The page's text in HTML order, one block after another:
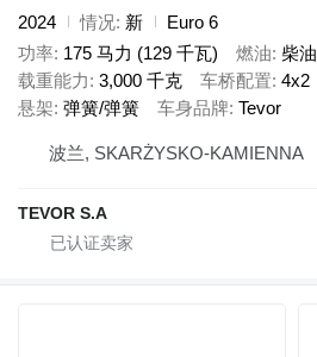
2024
情况 新
Euro 6
功率 175 马力 (129 千瓦) 燃油 柴油
载重能力 3,000 千克 车桥配置 4x2
悬架 弹簧/弹簧 车身品牌 Tevor
波兰, SKARŻYSKO-KAMIENNA
TEVOR S.A